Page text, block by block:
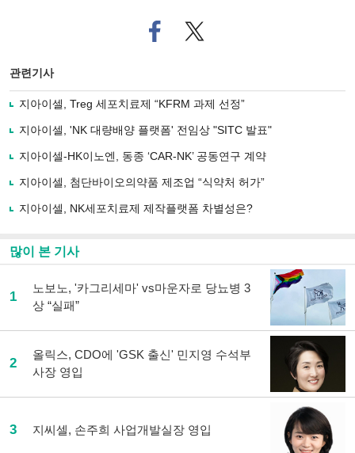
페
이
로
기
사
유
기
트위
터로
관련기사
지아이셀, Treg 세포치료제 “KFRM 과제 선정”
지아이셀, 'NK 대량배양 플랫폼' 전임상 "SITC 발표"
지아이셀-HK이노엔, 동종 ‘CAR-NK’ 공동연구 계약
지아이셀, 첨단바이오의약품 제조업 “식약처 허가”
지아이셀, NK세포치료제 제작플랫폼 차별성은?
많이 본 기사
1
노보노, '카그리세마' vs마운자로 당뇨병 3
상 “실패”
2
올릭스, CDO에 'GSK 출신' 민지영 수석부
사장 영입
3 지씨셀, 손주희 사업개발실장 영입